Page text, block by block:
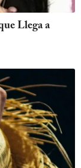
Llega a